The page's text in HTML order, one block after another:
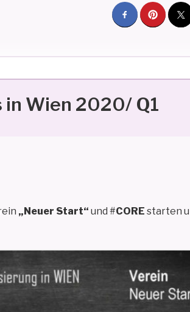
in Wien 2020/ Q1
„Neuer Start“ und #CORE starten